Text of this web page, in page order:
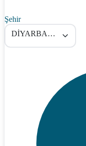
Şehir
DİYARBAKIR